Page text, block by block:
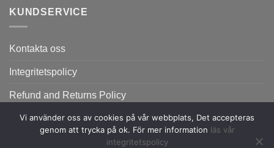
KUNDSERVICE
Kontakta oss
Integritetspolicy
Refund and Returns Policy
Vi använder oss av cookies på vår webbplats, Det accepteras
genom att trycka på ok. För mer information läs vår
integritetspolicy